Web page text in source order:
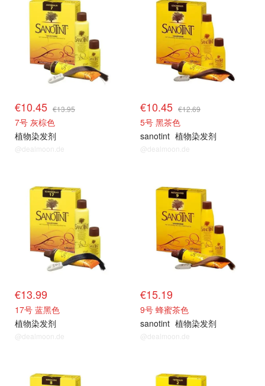
€10.45 €13.95
7号 灰棕色
植物染发剂
@dealmoon.de
€10.45 €12.69
5号 黑茶色
sanotint 植物染发剂
@dealmoon.de
€13.99
17号 蓝黑色
植物染发剂
@dealmoon.de
€15.19
9号 蜂蜜茶色
sanotint 植物染发剂
@dealmoon.de